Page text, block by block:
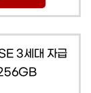
3세대 자급
256GB